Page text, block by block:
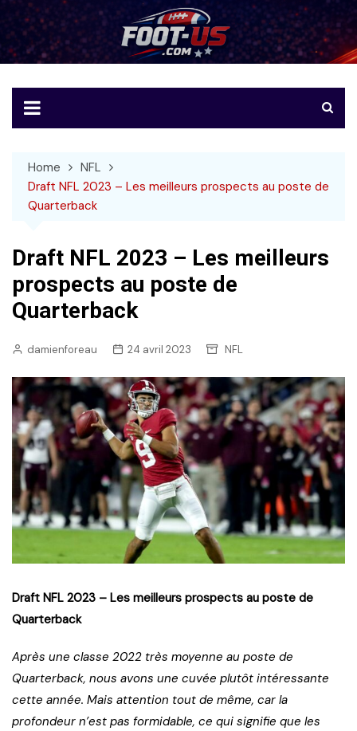
to
content
Foot-US
Le football américain en français
Home
NFL
Draft NFL 2023 – Les meilleurs prospects au poste de
Quarterback
Draft NFL 2023 – Les meilleurs
prospects au poste de
Quarterback
damienforeau 24 avril 2023 NFL
Draft NFL 2023 – Les meilleurs prospects au poste de
Quarterback
Après une classe 2022 très moyenne au poste de
Quarterback, nous avons une cuvée plutôt intéressante
cette année. Mais attention tout de même, car la
profondeur n’est pas formidable, ce qui signifie que les